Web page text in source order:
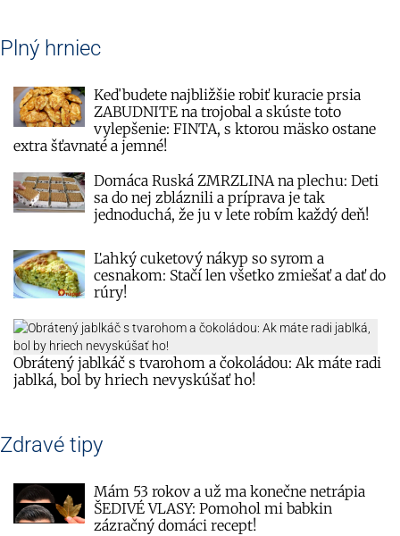
Plný hrniec
Keď budete najbližšie robiť kuracie prsia
ZABUDNITE na trojobal a skúste toto
vylepšenie: FINTA, s ktorou mäsko ostane
extra šťavnaté a jemné!
Domáca Ruská ZMRZLINA na plechu: Deti
sa do nej zbláznili a príprava je tak
jednoduchá, že ju v lete robím každý deň!
Ľahký cuketový nákyp so syrom a
cesnakom: Stačí len všetko zmiešať a dať do
rúry!
Obrátený jablkáč s tvarohom a čokoládou: Ak máte radi
jablká, bol by hriech nevyskúšať ho!
Zdravé tipy
Mám 53 rokov a už ma konečne netrápia
ŠEDIVÉ VLASY: Pomohol mi babkin
zázračný domáci recept!